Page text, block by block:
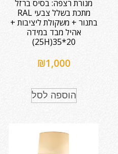
מנורת רצפה: בסיס ברזל
מתכת בשלל צבעי RAL
בתנור + משקולת ליציבות +
אהיל מבד במידה
20*35(25H)
₪1,000
הוספה לסל